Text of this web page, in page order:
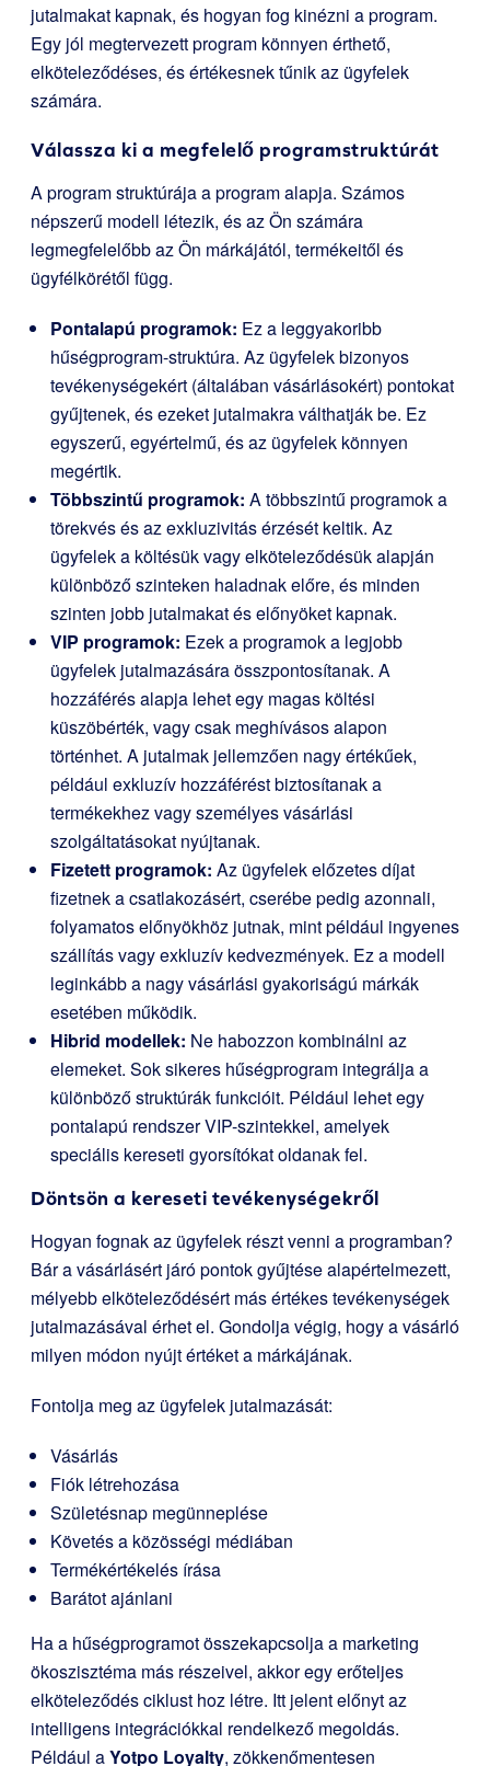
jutalmakat kapnak, és hogyan fog kinézni a program.
Egy jól megtervezett program könnyen érthető,
elköteleződéses, és értékesnek tűnik az ügyfelek
számára.
Válassza ki a megfelelő programstruktúrát
A program struktúrája a program alapja. Számos
népszerű modell létezik, és az Ön számára
legmegfelelőbb az Ön márkájától, termékeitől és
ügyfélkörétől függ.
Pontalapú programok: Ez a leggyakoribb
hűségprogram-struktúra. Az ügyfelek bizonyos
tevékenységekért (általában vásárlásokért) pontokat
gyűjtenek, és ezeket jutalmakra válthatják be. Ez
egyszerű, egyértelmű, és az ügyfelek könnyen
megértik.
Többszintű programok: A többszintű programok a
törekvés és az exkluzivitás érzését keltik. Az
ügyfelek a költésük vagy elköteleződésük alapján
különböző szinteken haladnak előre, és minden
szinten jobb jutalmakat és előnyöket kapnak.
VIP programok: Ezek a programok a legjobb
ügyfelek jutalmazására összpontosítanak. A
hozzáférés alapja lehet egy magas költési
küszöbérték, vagy csak meghívásos alapon
történhet. A jutalmak jellemzően nagy értékűek,
például exkluzív hozzáférést biztosítanak a
termékekhez vagy személyes vásárlási
szolgáltatásokat nyújtanak.
Fizetett programok: Az ügyfelek előzetes díjat
fizetnek a csatlakozásért, cserébe pedig azonnali,
folyamatos előnyökhöz jutnak, mint például ingyenes
szállítás vagy exkluzív kedvezmények. Ez a modell
leginkább a nagy vásárlási gyakoriságú márkák
esetében működik.
Hibrid modellek: Ne habozzon kombinálni az
elemeket. Sok sikeres hűségprogram integrálja a
különböző struktúrák funkcióit. Például lehet egy
pontalapú rendszer VIP-szintekkel, amelyek
speciális kereseti gyorsítókat oldanak fel.
Döntsön a kereseti tevékenységekről
Hogyan fognak az ügyfelek részt venni a programban?
Bár a vásárlásért járó pontok gyűjtése alapértelmezett,
mélyebb elköteleződésért más értékes tevékenységek
jutalmazásával érhet el. Gondolja végig, hogy a vásárló
milyen módon nyújt értéket a márkájának.
Fontolja meg az ügyfelek jutalmazását:
Vásárlás
Fiók létrehozása
Születésnap megünneplése
Követés a közösségi médiában
Termékértékelés írása
Barátot ajánlani
Ha a hűségprogramot összekapcsolja a marketing
ökoszisztéma más részeivel, akkor egy erőteljes
elköteleződés ciklust hoz létre. Itt jelent előnyt az
intelligens integrációkkal rendelkező megoldás.
Például aYotpo Loyalty, zökkenőmentesen